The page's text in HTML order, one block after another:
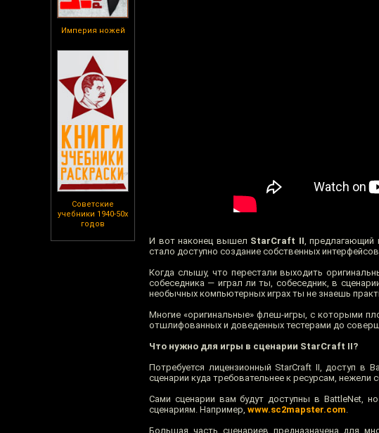
Империя ножей
Советские
учебники 1940-50х
годов
И вот наконец вышел StarCraft II, предлагающий
стало доступно создание собственных
Когда слышу, что перестали выходить
собеседника — играл ли ты, собеседник, в
необычных компьютерных играх ты не знаешь
Многие «оригинальные» флеш-игры, с которыми
отшлифованных и доведенных тестерами до
Что нужно для игры в сценарии StarCraft II?
Потребуется лицензионный StarCraft II, доступ в
сценарии куда требовательнее к ресурсам, нежели
Сами сценарии вам будут доступны в BattleNet,
сценариям. Например, www.sc2mapster.com.
Большая часть сценариев предназначена для